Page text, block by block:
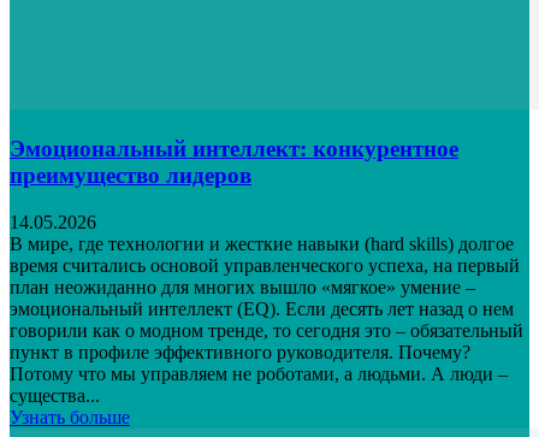
Эмоциональный интеллект: конкурентное
преимущество лидеров
14.05.2026
В мире, где технологии и жесткие навыки (hard skills) долгое
время считались основой управленческого успеха, на первый
план неожиданно для многих вышло «мягкое» умение –
эмоциональный интеллект (EQ). Если десять лет назад о нем
говорили как о модном тренде, то сегодня это – обязательный
пункт в профиле эффективного руководителя. Почему?
Потому что мы управляем не роботами, а людьми. А люди –
существа...
Узнать больше